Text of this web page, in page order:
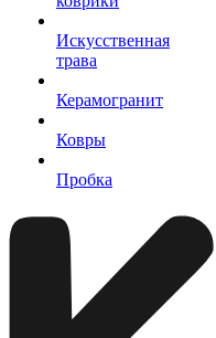
Искусственная
трава
Керамогранит
Ковры
Пробка